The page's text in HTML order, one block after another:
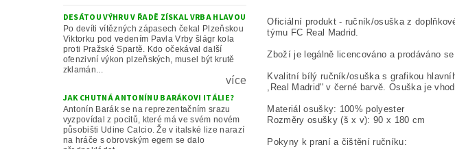
DESÁTOU VÝHRU V ŘADĚ ZÍSKAL VRBA HLAVOU
Po devíti vítězných zápasech čekal Plzeňskou
Viktorku pod vedením Pavla Vrby šlágr kola
proti Pražské Spartě. Kdo očekával další
ofenzivní výkon plzeňských, musel být krutě
zklamán...
více
JAK CHUTNÁ ANTONÍNU BARÁKOVI ITÁLIE?
Antonín Barák se na reprezentačním srazu
vyzpovídal z pocitů, které má ve svém novém
působišti Udine Calcio. Že v italské lize narazí
na hráče s obrovským egem se dalo
Oficiální produkt - ručník/osuška z
týmu FC Real Madrid.
Zboží je legálně licencováno a prodáváno
Kvalitní bílý ručník/osuška s grafikou
,Real Madrid'' v černé barvě. Osuška je
Materiál osušky: 100% polyester
Rozměry osušky (š x v): 90 x 180 cm
Pokyny k praní a čištění ručníku: